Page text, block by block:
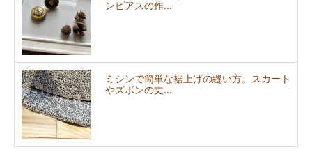
ンピアスの作...
ミシンで簡単な裾上げの縫い方。スカート
やズボンの丈...